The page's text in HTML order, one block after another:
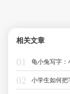
相关文章
龟小兔写字：
小学生如何把